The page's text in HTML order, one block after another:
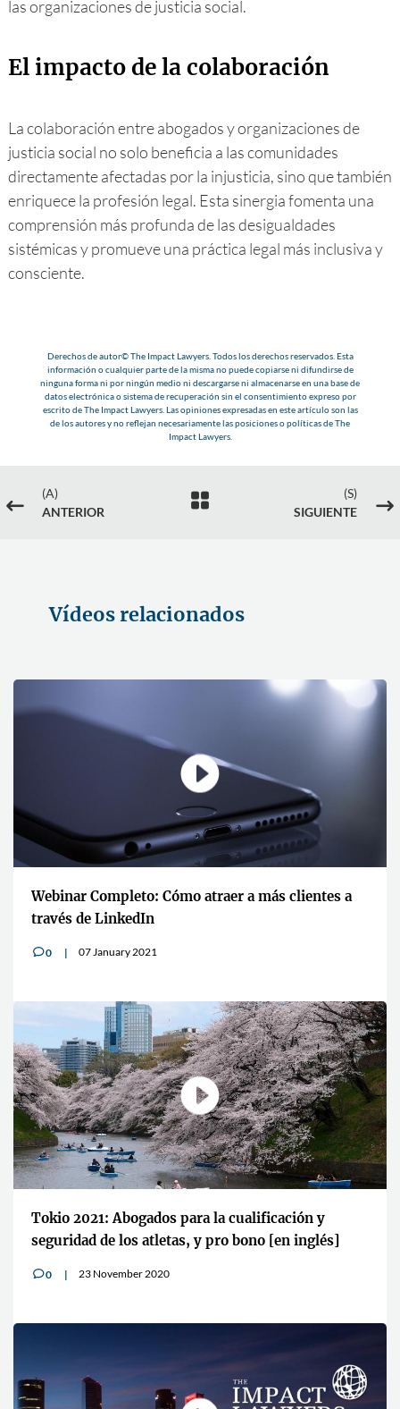
las organizaciones de justicia social.
El impacto de la colaboración
La colaboración entre abogados y organizaciones de
justicia social no solo beneficia a las comunidades
directamente afectadas por la injusticia, sino que también
enriquece la profesión legal. Esta sinergia fomenta una
comprensión más profunda de las desigualdades
sistémicas y promueve una práctica legal más inclusiva y
consciente.
Derechos de autor© The Impact Lawyers. Todos los derechos reservados. Esta
información o cualquier parte de la misma no puede copiarse ni difundirse de
ninguna forma ni por ningún medio ni descargarse ni almacenarse en una base de
datos electrónica o sistema de recuperación sin el consentimiento expreso por
escrito de The Impact Lawyers. Las opiniones expresadas en este artículo son las
de los autores y no reflejan necesariamente las posiciones o políticas de The
Impact Lawyers.
#
(A)
ANTERIOR

(S)
SIGUIENTE
$
Vídeos relacionados
Webinar Completo: Cómo atraer a más clientes a
través de LinkedIn
v0 07 January 2021
Tokio 2021: Abogados para la cualificación y
seguridad de los atletas, y pro bono [en inglés]
v0 23 November 2020